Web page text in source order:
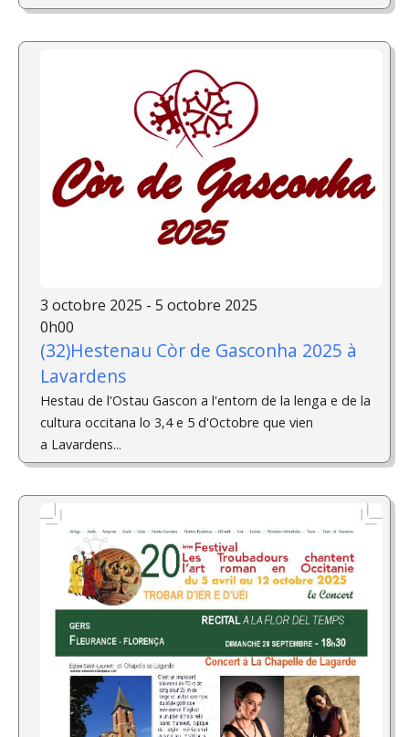
3 octobre 2025 - 5 octobre 2025
0h00
(32)Hestenau Còr de Gasconha 2025 à
Lavardens
Hestau de l'Ostau Gascon a l'entorn de la lenga e de la
cultura occitana lo 3,4 e 5 d'Octobre que vien
a Lavardens...